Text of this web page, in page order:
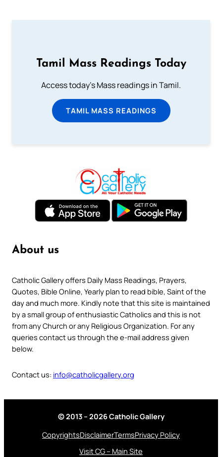
Tamil Mass Readings Today
Access today's Mass readings in Tamil.
TAMIL MASS READINGS
About us
Catholic Gallery offers Daily Mass Readings, Prayers,
Quotes, Bible Online, Yearly plan to read bible, Saint of the
day and much more. Kindly note that this site is maintained
by a small group of enthusiastic Catholics and this is not
from any Church or any Religious Organization. For any
queries contact us through the e-mail address given
below.
Contact us: info@catholicgallery.org
© 2013 – 2026 Catholic Gallery
CopyrightsDisclaimerTermsPrivacy Policy
Visit CG – Main Site